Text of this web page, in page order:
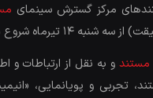
مرکز گسترش سینمای
۱۴ تیرماه شروع می‌شود.
مستند و به نقل از ارتباطات و
تجربی و پویانمایی،